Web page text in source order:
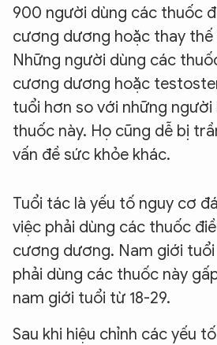
900 người dùng các thuốc
cương dương hoặc thay
Những người dùng các
cương dương hoặc
tuổi hơn so với những
thuốc này. Họ cũng dễ bị
vấn đề sức khỏe khác.
Tuổi tác là yếu tố nguy cơ
việc phải dùng các thuốc
cương dương. Nam giới
phải dùng các thuốc này
nam giới tuổi từ 18-29.
Sau khi hiệu chỉnh các yếu